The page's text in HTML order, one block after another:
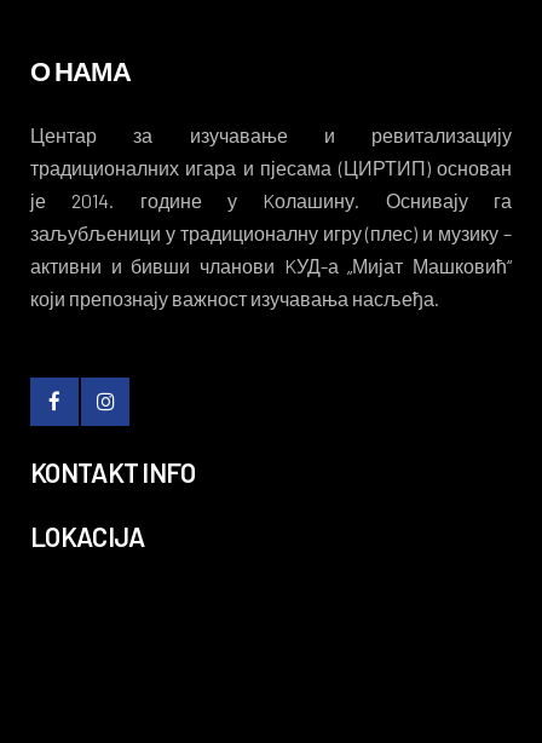
О НАМА
Центар за изучавање и ревитализацију
традиционалних игара и пјесама (ЦИРТИП) основан
је 2014. године у Kолашину. Оснивају га
заљубљеници у традиционалну игру (плес) и музику –
активни и бивши чланови KУД-а „Мијат Машковић“
који препознају важност изучавања насљеђа.
KONTAKT INFO
LOKACIJA